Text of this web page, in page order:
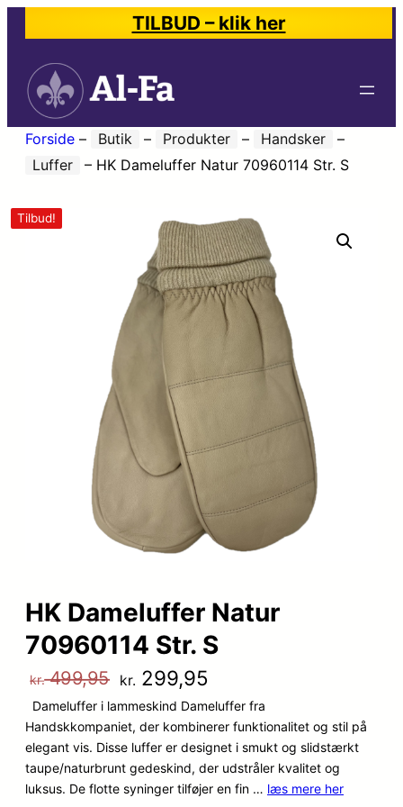
TILBUD – klik her
Forside – Butik – Produkter – Handsker
–
Luffer
– HK Dameluffer Natur 70960114 Str. S
Tilbud!
HK Dameluffer Natur
70960114 Str. S
kr.499,95 D
e
n
o
kr. 299,95
e
n
a
Dameluffer i lammeskind Dameluffer fra
Handskkompaniet, der kombinerer funktionalitet og stil på
elegant vis. Disse luffer er designet i smukt og slidstærkt
taupe/naturbrunt gedeskind, der udstråler kvalitet og
luksus. De flotte syninger tilføjer en fin … læs mere her